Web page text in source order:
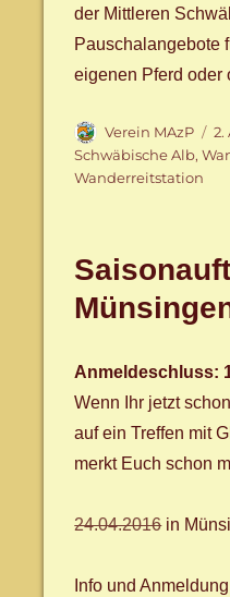
der Mittleren
Pauschalangebote
eigenen Pferd oder
Autor
Verein MAzP 2.
Schwäbische Alb,
Wanderreitstation
Anmeldeschluss:
Wenn Ihr jetzt
auf ein Treffen mit
merkt Euch schon
24.04.2016in
Info und